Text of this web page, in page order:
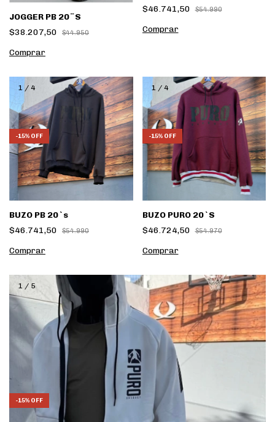
JOGGER PB 20¨S
$38.207,50
$44.950
Comprar
$46.741,50
$54.990
Comprar
1 / 4
-15% OFF
BUZO PB 20`s
$46.741,50
$54.990
Comprar
1/ 4
-15% OFF
BUZO PURO 20`S
$46.724,50
$54.970
Comprar
1 / 5
-15% OFF